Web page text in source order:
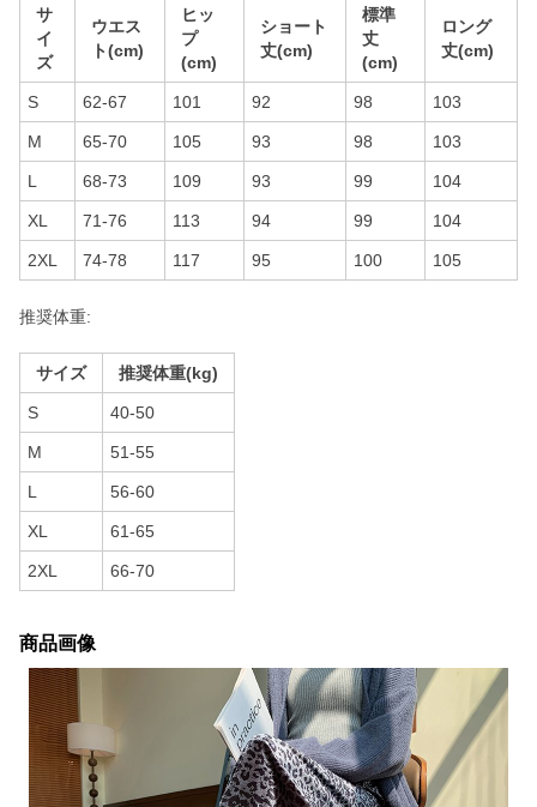
サ
イ
ズ
ウエス
ト(cm)
ヒッ
プ
(cm)
ショート
丈(cm)
標準
丈
(cm)
ロング
丈(cm)
S 62-67 101 92 98 103
M 65-70 105 93 98 103
L 68-73 109 93 99 104
XL 71-76 113 94 99 104
2XL 74-78 117 95 100 105
推奨体重:
サイズ 推奨体重(kg)
S 40-50
M 51-55
L 56-60
XL 61-65
2XL 66-70
商品画像